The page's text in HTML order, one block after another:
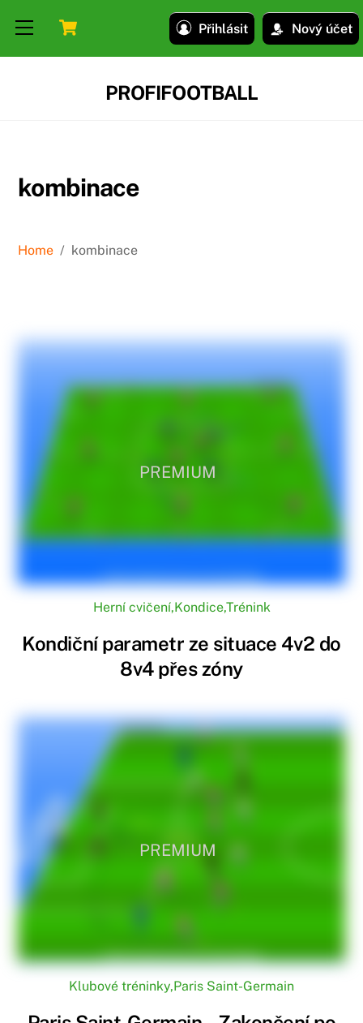
Přihlásit Nový účet
Menu
PROFIFOOTBALL
kombinace
Home / kombinace
PREMIUM
Herní cvičení,Kondice,Trénink
Kondiční parametr ze situace 4v2 do
8v4 přes zóny
PREMIUM
Klubové tréninky,Paris Saint-Germain